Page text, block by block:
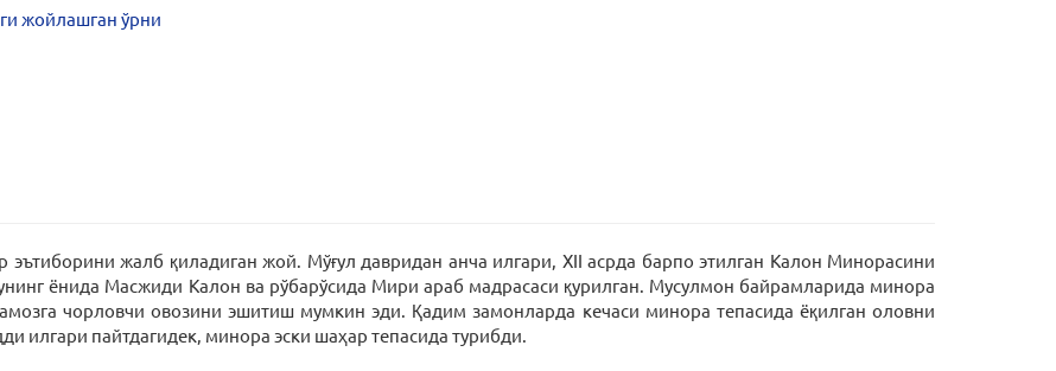
жойлашган ўрни
жалб қиладиган жой. Мўғул давридан анча илгари, ХII асрда барпо этилган Калон Минорасини
ёнида Масжиди Калон ва рўбарўсида Мири араб мадрасаси қурилган. Мусулмон байрамларида минора
чорловчи овозини эшитиш мумкин эди. Қадим замонларда кечаси минора тепасида ёқилган оловни
илгари пайтдагидек, минора эски шаҳар тепасида турибди.